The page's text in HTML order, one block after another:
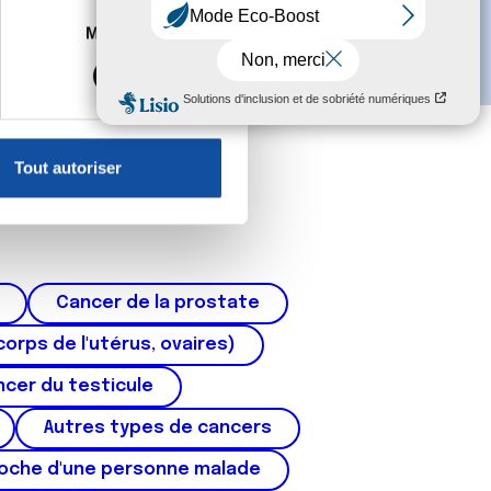
à plusieurs mètres près
reportez-vous à lasection «
sur les cookies.
informations que
Marketing
Tout autoriser
Cancer de la prostate
de l'utérus, ovaires)
du testicule
Autres types de cancers
d'une personne malade